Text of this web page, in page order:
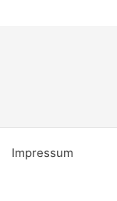
Impressum